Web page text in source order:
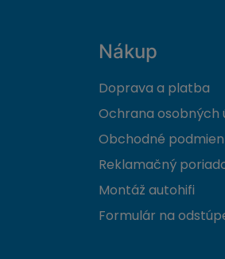
Nákup
Doprava a platba
Ochrana osobných
Obchodné
Reklamačný
Montáž autohifi
Formulár na